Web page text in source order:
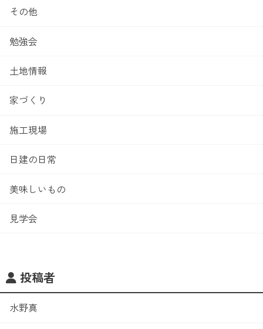
その他
勉強会
土地情報
家づくり
施工現場
日建の日常
美味しいもの
見学会
投稿者
水野真